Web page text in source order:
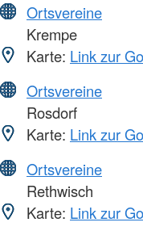
Ortsvereine
Krempe
Karte: Link zur
Ortsvereine
Rosdorf
Karte: Link zur
Ortsvereine
Rethwisch
Karte: Link zur